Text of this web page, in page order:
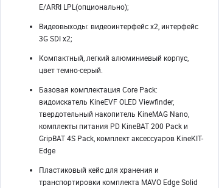
E/ARRI LPL(опционально);
Видеовыходы: видеоинтерфейс x2, интерфейс
3G SDI x2;
Компактный, легкий алюминиевый корпус,
цвет темно-серый.
Базовая комплектация Core Pack:
видоискатель KineEVF OLED Viewfinder,
твердотельный накопитель KineMAG Nano,
комплекты питания PD KineBAT 200 Pack и
GripBAT 4S Pack, комплект аксессуаров KineKIT-
Edge
Пластиковый кейс для хранения и
транспортировки комплекта MAVO Edge Solid